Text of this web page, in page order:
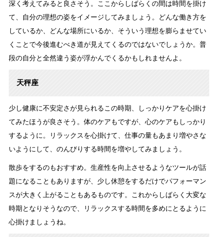
深く考えてみると良さそう。ここからしばらくの間は時間を掛け
て、自分の理想の姿をイメージしてみましょう。どんな働き方を
しているか、どんな場所にいるか、そういう理想を膨らませてい
くことで今後進むべき道が見えてくるのではないでしょうか。普
段の自分と全然違う姿が浮かんでくるかもしれませんよ。
天秤座
少し健康に不安定さが見られるこの時期、しっかりケアを心掛け
てみたほうが良さそう。体のケアもですが、心のケアもしっかり
するように。リラックスを心掛けて、仕事の量もあまり増やさな
いようにして、のんびりする時間を増やしてみましょう。
散歩をするのもおすすめ。生産性を向上させるようなツールが話
題になることもありますが、少し休憩をするだけでパフォーマン
スが大きく上がることもあるものです。これからしばらく大変な
時期となりそうなので、リラックスする時間を多めにとるように
心掛けましょうね。